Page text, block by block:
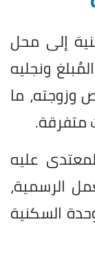
إلى محل
ونجليه
وزوجته، ما
متفرقة.
عليه
الرسمية،
السكنية